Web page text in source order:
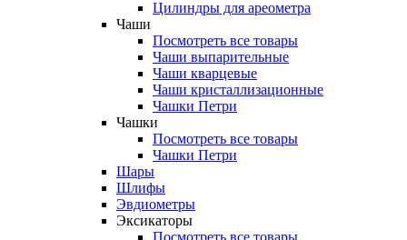
Цилиндры для ареометра
Чаши
Посмотреть все товары
Чаши выпарительные
Чаши кварцевые
Чаши кристаллизационные
Чашки Петри
Чашки
Посмотреть все товары
Чашки Петри
Шары
Шлифы
Эвдиометры
Эксикаторы
Посмотреть все товары